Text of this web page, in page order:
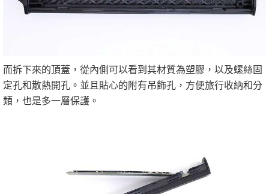
而拆下來的頂蓋，從內側可以看到其材質為塑膠，以及螺絲固
定孔和散熱開孔。並且貼心的附有吊飾孔，方便旅行收納和分
類，也是多一層保護。